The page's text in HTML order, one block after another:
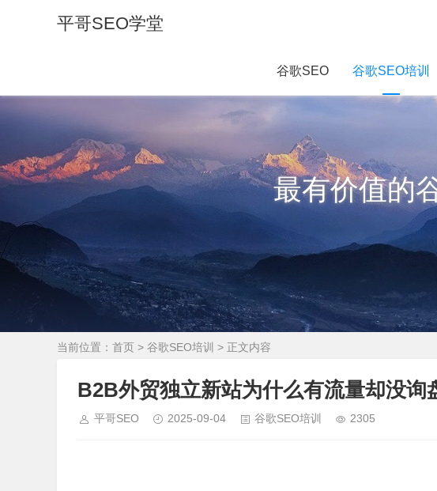
平哥SEO学堂
谷歌SEO 谷歌SEO培训
最有价值的
当前位置： 首页 > 谷歌SEO培训 > 正文内容
B2B外贸独立新站为什么有流量却没询
平哥SEO 2025-09-04 谷歌SEO培训 2305